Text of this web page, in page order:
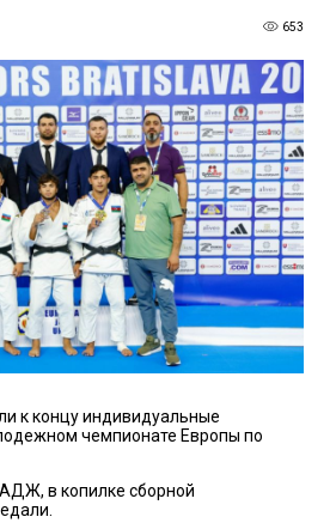
653
к концу индивидуальные
чемпионате Европы по
в копилке сборной